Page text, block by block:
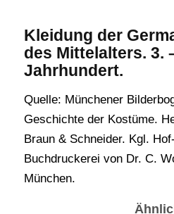
Kleidung der
des Mittelalters. 3.
Jahrhundert.
Quelle: Münchener
Geschichte der Kostüme.
Braun & Schneider. Kgl.
Buchdruckerei von Dr. C.
München.